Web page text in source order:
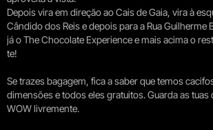
Depois vira em direção ao Cais de Gaia, vira à
Cândido dos Reis e depois para a Rua Guilherme
já o The Chocolate Experience e mais acima o
te!
Se trazes bagagem, fica a saber que temos
dimensões e todos eles gratuitos. Guarda as tuas
WOW livremente.